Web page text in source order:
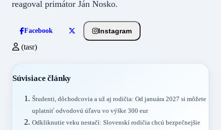
reagoval primátor Ján Nosko.
Facebook Instagram
(tasr)
Súvisiace články
Študenti, dôchodcovia a už aj rodičia: Od januára 2027 si môžete
uplatniť odvodovú úľavu vo výške 300 eur
Odkliknutie veku nestačí: Slovenskí rodičia chcú bezpečnejšie